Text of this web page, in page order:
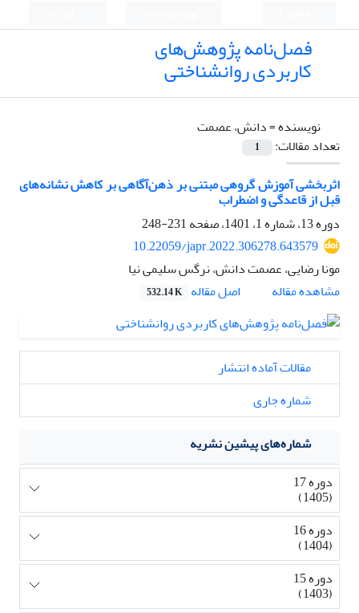
فصل‌نامه پژوهش‌های
کاربردی روانشناختی
نویسنده =دانش، عصمت
تعداد مقالات:
1
اثربخشی آموزش گروهی مبتنی بر ذهن‌آگاهی بر کاهش نشانه‌های
قبل از قاعدگی و اضطراب
دوره 13، شماره 1، 1401، صفحه
231-248
10.22059/japr.2022.306278.643579
مونا رضایی، عصمت دانش، نرگس سلیمی نیا
مشاهده مقاله
اصل مقاله 532.14 K
مقالات آماده انتشار
شماره جاری
شماره‌های پیشین نشریه
دوره 17
(1405)
دوره 16
(1404)
دوره 15
(1403)